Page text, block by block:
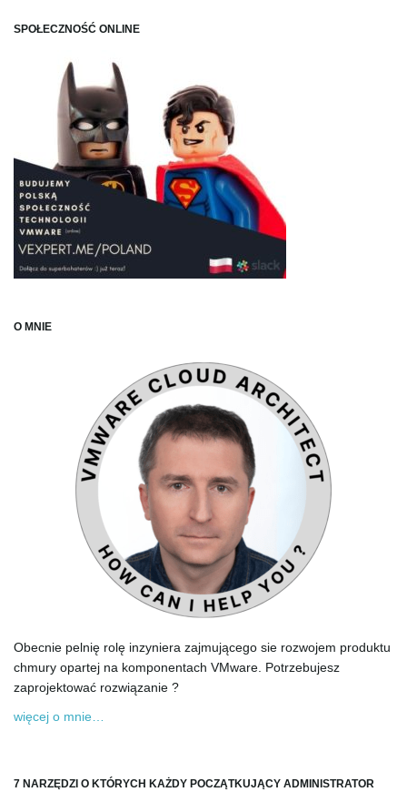
SPOŁECZNOŚĆ ONLINE
O MNIE
Obecnie pelnię rolę inzyniera zajmującego sie rozwojem produktu
chmury opartej na komponentach VMware. Potrzebujesz
zaprojektować rozwiązanie ?
więcej o mnie…
7 NARZĘDZI O KTÓRYCH KAŻDY POCZĄTKUJĄCY ADMINISTRATOR